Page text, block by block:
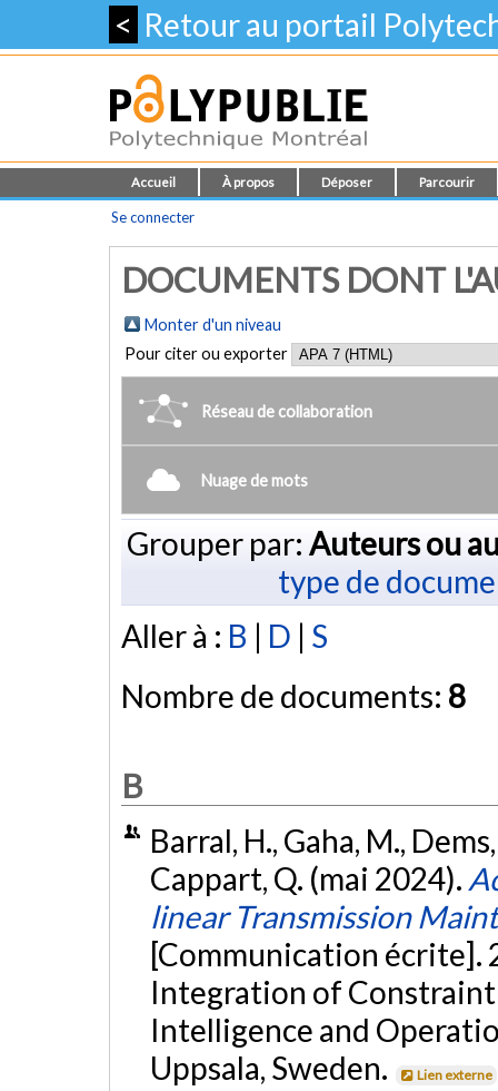
< Retour au portail
Accueil À propos Déposer Parcourir
Se connecter
DOCUMENTS DONT
Monter d'un niveau
Pour citer ou exporter
Réseau de collaboration
Nuage de mots
Grouper par: Auteurs ou
type de
Aller à : B | D | S
Nombre de documents: 8
B
Barral, H., Gaha, M.,
Cappart, Q. (mai 2024).
linear Transmission
[Communication
Integration of
Intelligence and
Uppsala, Sweden.
Lien externe